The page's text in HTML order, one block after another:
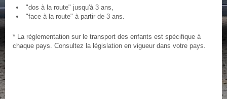
"dos à la route" jusqu'à 3 ans,
"face à la route" à partir de 3 ans.
* La réglementation sur le transport des enfants est spécifique à
chaque pays. Consultez la législation en vigueur dans votre pays.